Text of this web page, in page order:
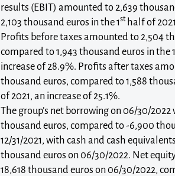
results (EBIT) amounted to 2,639
2,103 thousand euros in the 1st half of
Profits before taxes amounted to 2,504
compared to 1,943 thousand euros in the
increase of 28.9%. Profits after taxes
thousand euros, compared to 1,588
of 2021, an increase of 25.1%.
The group’s net borrowing on 06/30/2022
thousand euros, compared to -6,900
12/31/2021, with cash and cash
thousand euros on 06/30/2022. Net
18,618 thousand euros on 06/30/2022,